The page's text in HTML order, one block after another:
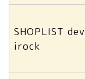
SHOPLIST dev
irock